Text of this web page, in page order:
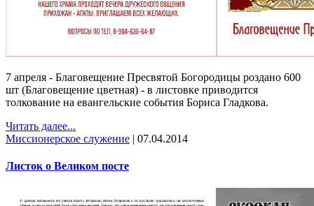
7 апреля - Благовещение Пресвятой Богородицы роздано 600
шт (Благовещение цветная) - в листовке приводится
толкование на евангельские события Бориса Гладкова.
Читать далее...
Миссионерское служение | 07.04.2014
Листок о Великом посте